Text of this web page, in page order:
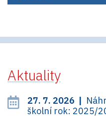
Aktuality
27. 7. 2026 |
školní rok: 2025/